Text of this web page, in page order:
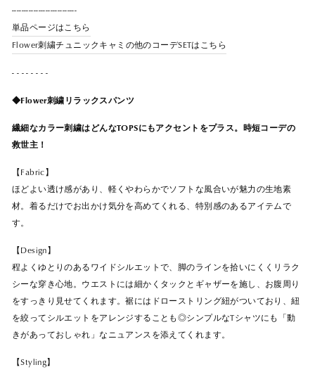
---------------------------
単品ページはこちら
Flower刺繍チュニックキャミの他のコーデSETはこちら
- - - - - - - -
◆Flower刺繍リラックスパンツ
繊細なカラー刺繍はどんなTOPSにもアクセントをプラス。時短コーデの
救世主！
【Fabric】
ほどよい透け感があり、軽くやわらかでソフトな風合いが魅力の生地素
材。着るだけでお出かけ気分を高めてくれる、特別感のあるアイテムで
す。
【Design】
程よくゆとりのあるワイドシルエットで、脚のラインを拾いにくくリラク
シーな穿き心地。ウエストには細かくタックとギャザーを施し、お腹周り
をすっきり見せてくれます。裾にはドローストリング紐がついており、紐
を絞ってシルエットをアレンジすることも◎シンプルなTシャツにも「動
きがあっておしゃれ」なニュアンスを添えてくれます。
【Styling】